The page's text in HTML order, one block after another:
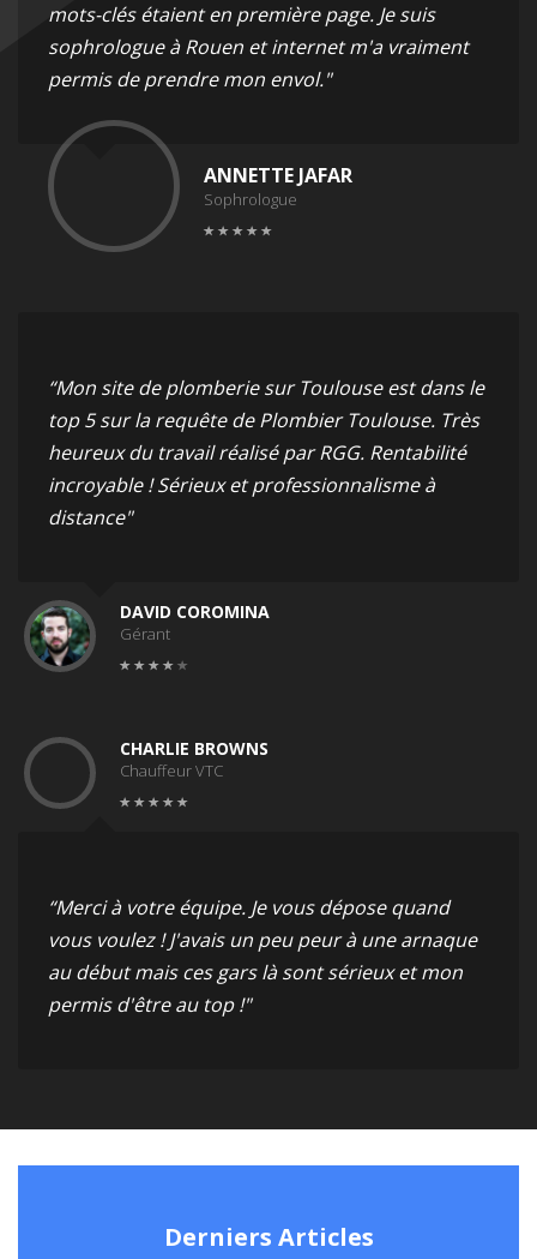
mots-clés étaient en première page. Je suis
sophrologue à Rouen et internet m'a vraiment
permis de prendre mon envol."
ANNETTE JAFAR
Sophrologue
“Mon site de plomberie sur Toulouse est dans le
top 5 sur la requête de Plombier Toulouse. Très
heureux du travail réalisé par RGG. Rentabilité
incroyable ! Sérieux et professionnalisme à
distance"
DAVID COROMINA
Gérant
CHARLIE BROWNS
Chauffeur VTC
“Merci à votre équipe. Je vous dépose quand
vous voulez ! J'avais un peu peur à une arnaque
au début mais ces gars là sont sérieux et mon
permis d'être au top !"
Derniers Articles